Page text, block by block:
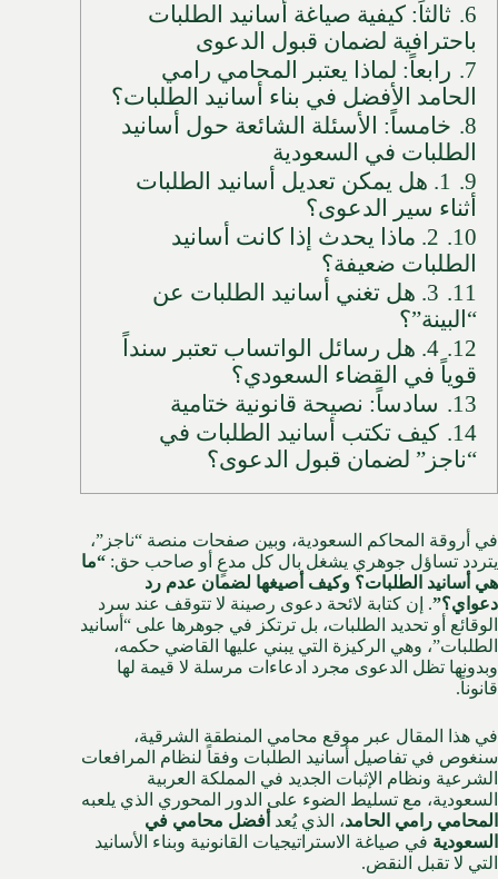
6. ثالثاً: كيفية صياغة أسانيد الطلبات
باحترافية لضمان قبول الدعوى
7.
رابعاً: لماذا يعتبر المحامي رامي
الحامد الأفضل في بناء أسانيد الطلبات؟
8. خامساً: الأسئلة الشائعة حول أسانيد
الطلبات في السعودية
9.
1. هل يمكن تعديل أسانيد الطلبات
أثناء سير الدعوى؟
10.
2. ماذا يحدث إذا كانت أسانيد
الطلبات ضعيفة؟
11.
3. هل تغني أسانيد الطلبات عن
“البينة”؟
12.
4. هل رسائل الواتساب تعتبر سنداً
قوياً في القضاء السعودي؟
13.
سادساً: نصيحة قانونية ختامية
14.
كيف تكتب أسانيد الطلبات في
“ناجز” لضمان قبول الدعوى؟
في أروقة المحاكم السعودية، وبين صفحات منصة “ناجز”،
يتردد تساؤل جوهري يشغل بال كل مدعٍ أو صاحب حق: “ما
هي أسانيد الطلبات؟ وكيف أصيغها لضمان عدم رد
دعواي؟”. إن كتابة لائحة دعوى رصينة لا تتوقف عند سرد
الوقائع أو تحديد الطلبات، بل ترتكز في جوهرها على “أسانيد
الطلبات”، وهي الركيزة التي يبني عليها القاضي حكمه،
وبدونها تظل الدعوى مجرد ادعاءات مرسلة لا قيمة لها
قانوناً.
في هذا المقال عبر موقع محامي المنطقة الشرقية،
سنغوص في تفاصيل أسانيد الطلبات وفقاً لنظام المرافعات
الشرعية ونظام الإثبات الجديد في المملكة العربية
السعودية، مع تسليط الضوء على الدور المحوري الذي يلعبه
المحامي رامي الحامد، الذي يُعد أفضل محامي في
السعودية في صياغة الاستراتيجيات القانونية وبناء الأسانيد
التي لا تقبل النقض.